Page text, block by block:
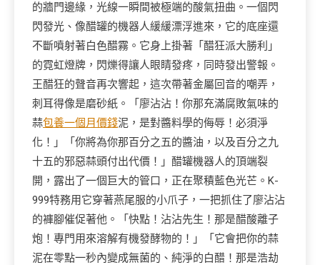
的牆門邊緣，光線一瞬間被極端的酸氣扭曲。一個閃
閃發光、像醋罐的機器人緩緩漂浮進來，它的底座還
不斷噴射著白色醋霧。它身上掛著「醋狂派大勝利」
的霓虹燈牌，閃爍得讓人眼睛發疼，同時發出警報。
王醋狂的聲音再次響起，這次帶著金屬回音的嘲弄，
刺耳得像是磨砂紙。「廖沾沾！你那充滿腐敗氣味的
蒜包養一個月價錢泥，是對醬料學的侮辱！必須淨
化！」「你將為你那百分之五的醬油，以及百分之九
十五的邪惡蒜頭付出代價！」醋罐機器人的頂端裂
開，露出了一個巨大的管口，正在聚積藍色光芒。K-
999特務用它穿著燕尾服的小爪子，一把抓住了廖沾沾
的褲腳催促著他。「快點！沾沾先生！那是醋酸離子
炮！專門用來溶解有機發酵物的！」「它會把你的蒜
泥在零點一秒內變成無菌的、純淨的白醋！那是浩劫